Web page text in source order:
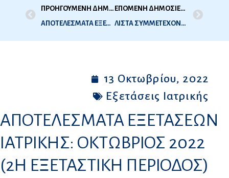
ΠΡΟΗΓΟΥΜΕΝΗ ΔΗΜΟΣΙΕΥΣΗ
ΑΠΟΤΕΛΕΣΜΑΤΑ ΕΞΕΤΑΣΕΩΝ ΙΑΤΡΙΚΗΣ: ΟΚΤΩΒΡΙΟΣ 2022 (2Η ΕΞΕΤΑΣΤΙΚΗ ΠΕΡΙΟΔΟΣ) ΜΑΙΕΥΤΙΚΗ – ΓΥΝΑΙΚΟΛΟΓΙΑ ΠΑΙΔΙΑΤΡΙΚΗ
ΕΠΟΜΕΝΗ ΔΗΜΟΣΙΕΥΣΗ
ΛΙΣΤΑ ΣΥΜΜΕΤΕΧΟΝΤΩΝ ΣΤΙΣ ΕΞΕΤΑΣΕΙΣ ΟΔΟΝΤΙΑΤΡΙΚΗΣ ΠΕΡΙΟΔΟΥ ΝΟΕΜΒΡΙΟΥ 2022 (2Η ΕΞ ΠΕΡΙΟΔΟΣ 2022)
13 Οκτωβρίου, 2022
Εξετάσεις Ιατρικής
ΑΠΟΤΕΛΕΣΜΑΤΑ ΕΞΕΤΑΣΕΩΝ
ΙΑΤΡΙΚΗΣ: ΟΚΤΩΒΡΙΟΣ 2022
(2Η ΕΞΕΤΑΣΤΙΚΗ ΠΕΡΙΟΔΟΣ)